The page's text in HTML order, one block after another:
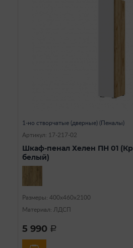
1-но створчатые (дверные) (Пеналы)
Артикул: 17-217-02
Шкаф-пенал Хелен ПН 01
белый)
Размеры: 400х460х2100
Материал: ЛДСП
5 990 a